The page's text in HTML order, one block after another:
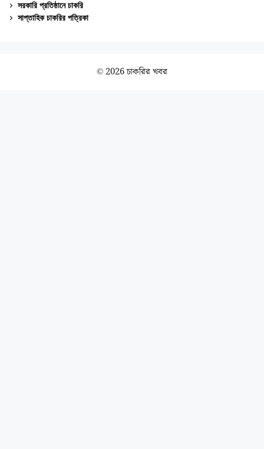
সরকারি প্রতিষ্ঠানে চাকরি
সাপ্তাহিক চাকরির পত্রিকা
© 2026 চাকরির খবর